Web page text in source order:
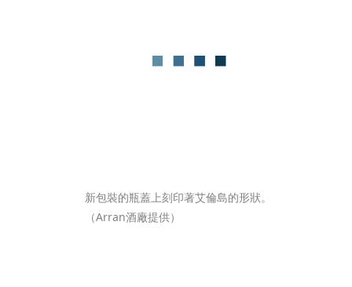
新包裝的瓶蓋上刻印著艾倫島的形狀。
（Arran酒廠提供）